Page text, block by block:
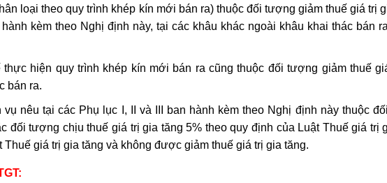
loại theo quy trình khép kín mới bán ra) thuộc đối tượng giảm thuế giá trị
kèm theo Nghị định này, tại các khâu khác ngoài khâu khai thác bán
thực hiện quy trình khép kín mới bán ra cũng thuộc đối tượng giảm thuế
bán ra.
nêu tại các Phụ lục I, II và III ban hành kèm theo Nghị định này thuộc
đối tượng chịu thuế giá trị gia tăng 5% theo quy định của Luật Thuế giá trị
giá trị gia tăng và không được giảm thuế giá trị gia tăng.